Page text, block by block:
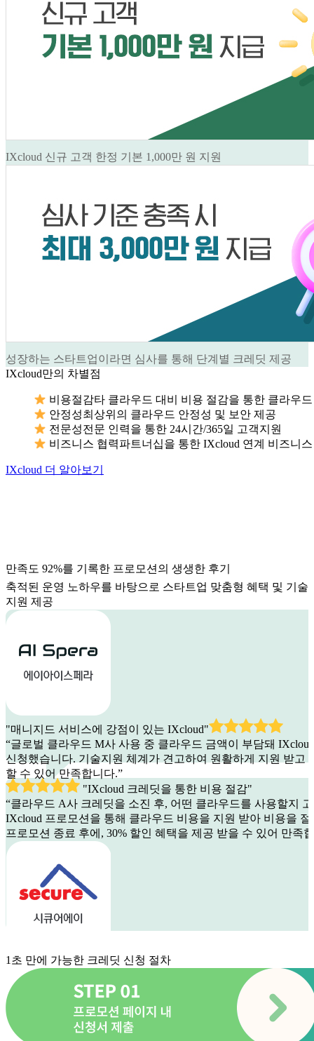
IXcloud 신규 고객 한정 기본 1,000만 원 지원
성장하는 스타트업이라면 심사를 통해 단계별 크레딧 제공
IXcloud만의 차별점
비용절감타 클라우드 대비 비용 절감을 통한 클라우
안정성최상위의 클라우드 안정성 및 보안 제공
전문성전문 인력을 통한 24시간/365일 고객지원
비즈니스 협력파트너십을 통한 IXcloud 연계 비즈니
IXcloud 더 알아보기
만족도 92%를 기록한 프로모션의 생생한 후기
축적된 운영 노하우를 바탕으로 스타트업 맞춤형 혜택 및 기술
지원 제공
"매니지드 서비스에 강점이 있는 IXcloud"
“글로벌 클라우드 M사 사용 중 클라우드 금액이 부담돼
신청했습니다. 기술지원 체계가 견고하여 원활하게 지원 받고
할 수 있어 만족합니다.”
"IXcloud 크레딧을 통한 비용 절감"
“클라우드 A사 크레딧을 소진 후, 어떤 클라우드를 사용할지
IXcloud 프로모션을 통해 클라우드 비용을 지원 받아 비용을
프로모션 종료 후에, 30% 할인 혜택을 제공 받을 수 있어 만족
1초 만에 가능한 크레딧 신청 절차